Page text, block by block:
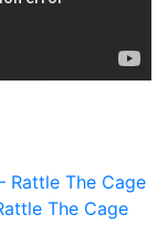
The Cage